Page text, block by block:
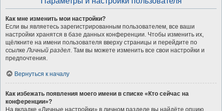
Как мне изменить мои настройки?
Если вы являетесь зарегистрированным пользователем, все ваши
настройки хранятся в базе данных конференции. Чтобы изменить их,
щёлкните на имени пользователя вверху страницы и перейдите по
ссылкеЛичный раздел. Там вы можете изменить все свои настройки и
предпочтения.
Вернуться к началу
Как избежать появления моего имени в списке «Кто сейчас на
конференции»?
На вкладке «Личные настройки» в личном разделе вы найдёте опцию